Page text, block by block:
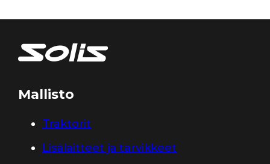
Mallisto
Traktorit
Lisälaitteet ja tarvikkeet